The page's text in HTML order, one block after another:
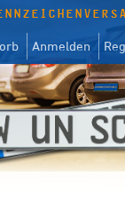
Anmelden